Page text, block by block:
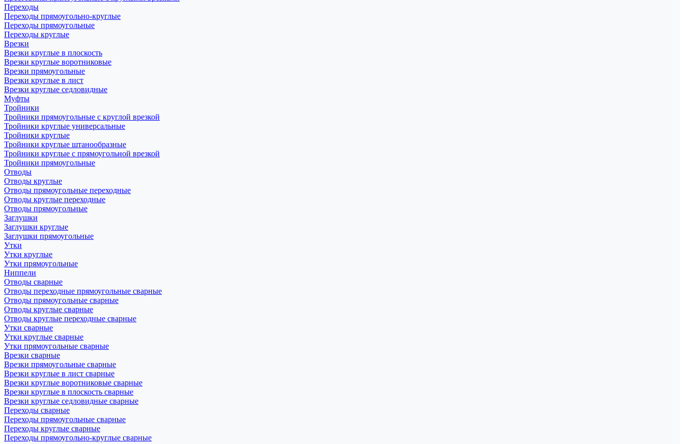
Переходы
Переходы прямоугольно-круглые
Переходы прямоугольные
Переходы круглые
Врезки
Врезки круглые в плоскость
Врезки круглые воротниковые
Врезки прямоугольные
Врезки круглые в лист
Врезки круглые седловидные
Муфты
Тройники
Тройники прямоугольные с круглой врезкой
Тройники круглые универсальные
Тройники круглые
Тройники круглые штанообразные
Тройники круглые с прямоугольной врезкой
Тройники прямоугольные
Отводы
Отводы круглые
Отводы прямоугольные переходные
Отводы круглые переходные
Отводы прямоугольные
Заглушки
Заглушки круглые
Заглушки прямоугольные
Утки
Утки круглые
Утки прямоугольные
Ниппели
Отводы сварные
Отводы переходные прямоугольные сварные
Отводы прямоугольные сварные
Отводы круглые сварные
Отводы круглые переходные сварные
Утки сварные
Утки круглые сварные
Утки прямоугольные сварные
Врезки сварные
Врезки прямоугольные сварные
Врезки круглые в лист сварные
Врезки круглые воротниковые сварные
Врезки круглые в плоскость сварные
Врезки круглые седловидные сварные
Переходы сварные
Переходы прямоугольные сварные
Переходы круглые сварные
Переходы прямоугольно-круглые сварные